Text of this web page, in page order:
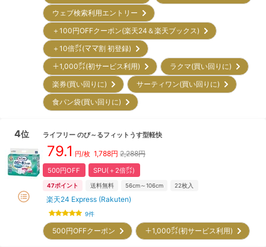
ウェブ検索利用エントリー
＋100円OFFクーポン(楽天24＆楽天ブックス)
＋10倍㌽(ママ割 初登録)
＋1,000㌽(初サービス利用)
ラクマ(買い回りに)
楽券(買い回りに)
サーティワン(買い回りに)
食パン袋(買い回りに)
4位 ライフリー のび～るフィットうす型軽快
79.1 円/枚 1,788円 2,288円
500円OFF SPU(＋2倍㌽)
47ポイント 送料無料 56cm～106cm 22枚入
楽天24 Express (Rakuten)
9件
500円OFFクーポン ＋1,000㌽(初サービス利用)